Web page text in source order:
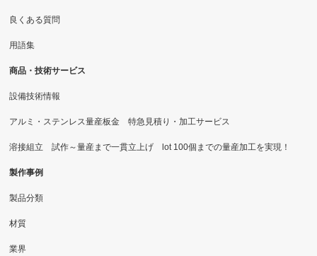
良くある質問
用語集
商品・技術サービス
設備技術情報
アルミ・ステンレス量産板金 特急見積り・加工サービス
溶接組立 試作～量産まで一貫立上げ lot 100個までの量産加工を実現！
製作事例
製品分類
材質
業界